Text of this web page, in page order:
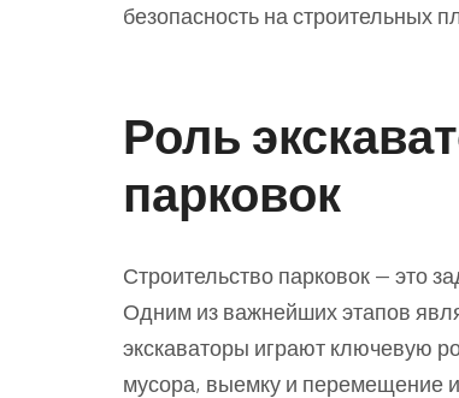
безопасность на строительных
Роль
парковок
Строительство парковок — это
Одним из важнейших этапов
экскаваторы играют ключевую
мусора, выемку и перемещение